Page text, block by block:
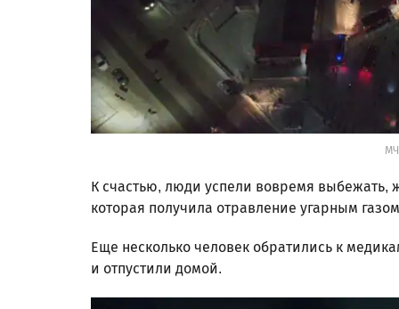
К счастью, люди успели вовремя выбежать,
которая получила отравление угарным
Еще несколько человек обратились к
и отпустили домой.